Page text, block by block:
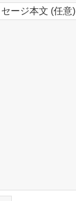
セージ本文 (任意)